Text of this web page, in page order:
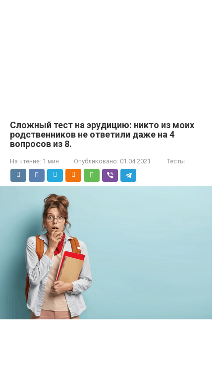
Сложный тест на эрудицию: никто из моих
родственников не ответили даже на 4
вопросов из 8.
На чтение: 1 мин Опубликовано: 01.04.2021 Тесты